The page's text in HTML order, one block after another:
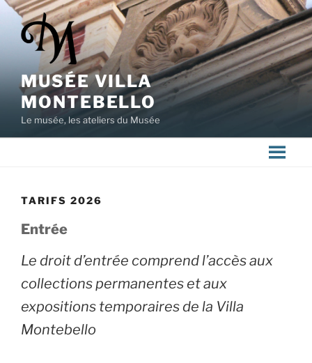
Aller
contenu
principal
MUSÉE VILLA
MONTEBELLO
Le musée, les ateliers du Musée
TARIFS 2026
Entrée
Le droit d’entrée comprend l’accès aux
collections permanentes et aux
expositions temporaires de la Villa
Montebello